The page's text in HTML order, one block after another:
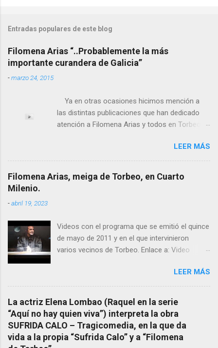
Entradas populares de este blog
Filomena Arias “..Probablemente la más
importante curandera de Galicia”
-marzo 24, 2015
Ya en otras ocasiones hicimos mención a
las distintas publicaciones que han dedicado
atención a Filomena Arias y todos en Torbeo
el pasado siglo tuvo esta “curandeira” por sus
“obras y milagros”, pero también como
excelente difusora del nombre de nuestro
pueblo, no en vano es reconocida por muchos
mención a ANTON PATIÑO REGUEIRA (ya
fallecido) cuyo empeño por estudiar y dar a
conocer a esta “sabia” y por ende a Torbeo no
También reproducimos integro el articulo que
en el año 2000 publico Ángel Arnaiz recogiendo
información de primera mano que le
suministraron David (nieto de Filomena) y
algunos vecinos mas del pueblo.
Dejamos para otro momento la ...
LEER MÁS
Filomena Arias, meiga de Torbeo, en Cuarto
Milenio.
-abril 19, 2023
Videos con el programa que se emitió el quince
de mayo de 2011 y en el que intervinieron
varios vecinos de Torbeo. Enlace a: Video
completo emitido en CUARTO MILENIO En
Facebook otra copia con mejor resolución:
Facebook CUARTO MILENIO - Filomena Arias.
LEER MÁS
La actriz Elena Lombao (Raquel en la serie
“Aquí no hay quien viva”) interpreta la obra
SUFRIDA CALO – Tragicomedia, en la que da
vida a la propia “Sufrida Calo” y a “Filomena